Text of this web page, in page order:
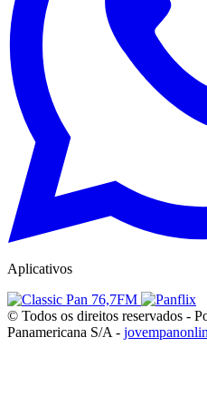
Aplicativos
© Todos os direitos reservados -
Panamericana S/A -